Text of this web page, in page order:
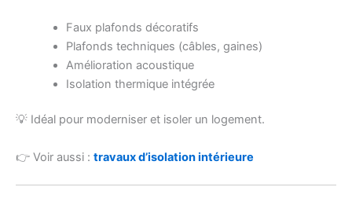
Faux plafonds décoratifs
Plafonds techniques (câbles, gaines)
Amélioration acoustique
Isolation thermique intégrée
💡 Idéal pour moderniser et isoler un logement.
👉 Voir aussi : travaux d’isolation intérieure